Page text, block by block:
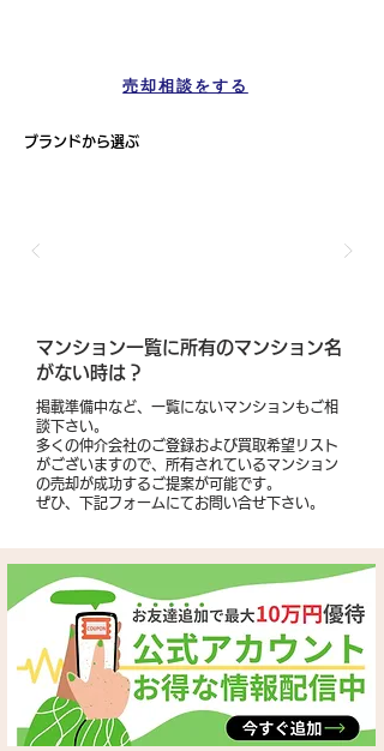
売却相談をする
ブランドから選ぶ
​マンション一覧に所有のマンション名
がない時は？
掲載準備中など、一覧にないマンションもご相
談下さい。
多くの仲介会社のご登録および買取希望リスト
がございますので、所有されているマンション
の売却が成功するご提案が可能です。
​ぜひ、下記フォームにてお問い合せ下さい。